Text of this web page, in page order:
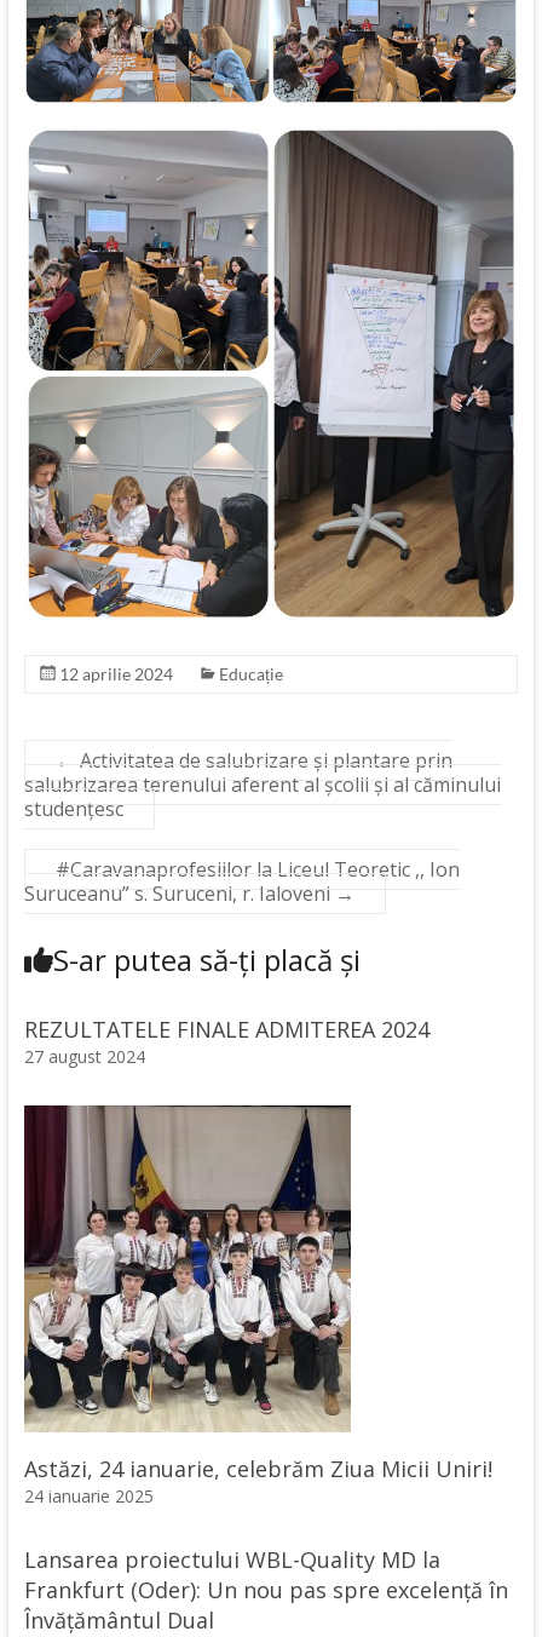
12 aprilie 2024 Educație
←
Activitatea de salubrizare și plantare prin
salubrizarea terenului aferent al școlii și al căminului
studențesc
#Caravanaprofesiilor la Liceul Teoretic ,, Ion
Suruceanu” s. Suruceni, r. Ialoveni →
S-ar putea să-ți placă și
REZULTATELE FINALE ADMITEREA 2024
27 august 2024
Astăzi, 24 ianuarie, celebrăm Ziua Micii Uniri!
24 ianuarie 2025
Lansarea proiectului WBL-Quality MD la
Frankfurt (Oder): Un nou pas spre excelență în
Învățământul Dual